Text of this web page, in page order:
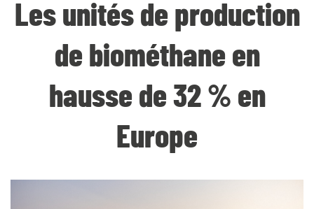
Les unités de production
de biométhane en
hausse de 32 % en
Europe